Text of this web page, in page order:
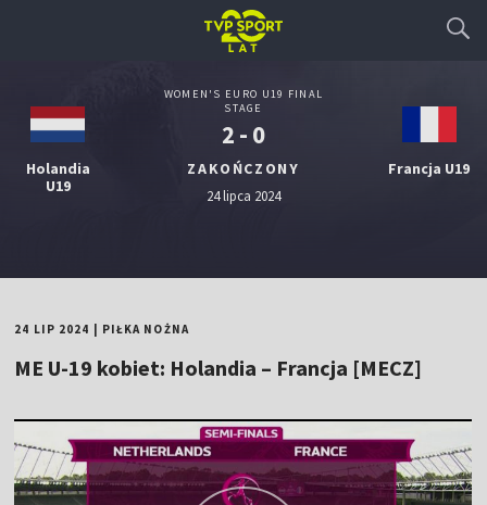
Holandia
U19
WOMEN'S EURO U19 FINAL
STAGE
2 - 0
ZAKOŃCZONY
24 lipca 2024
Francja U19
24 LIP 2024 PIŁKA NOŻNA
ME U-19 kobiet: Holandia – Francja [MECZ]